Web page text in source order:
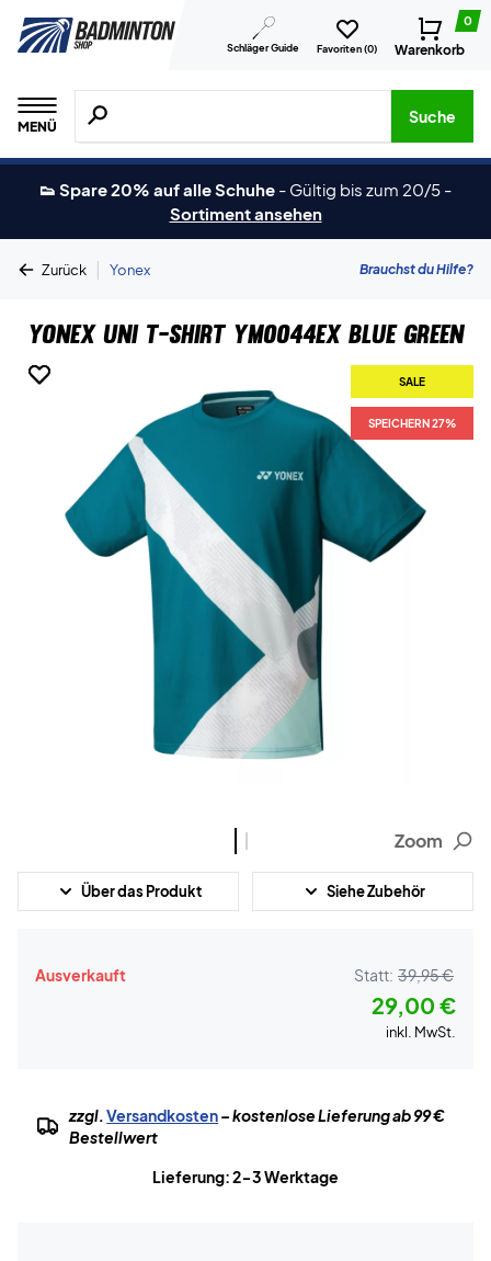
Schläger Guide Favoriten (0)
0
Warenkorb
MENÜ
Suche nach Produkten, Marken usw.
Suche
👟 Spare 20% auf alle Schuhe - Gültig bis zum 20/5 -
Sortiment ansehen
Zurück | Yonex Brauchst du Hilfe?
Yonex Uni T-shirt YM0044EX Blue Green
SALE
SPEICHERN 27%
SALE
SPEICHERN 27%
Zoom
Über das Produkt Siehe Zubehör
Ausverkauft Statt: 39,95 €
29,00 €
inkl. MwSt.
zzgl.Versandkosten– kostenlose Lieferung ab 99 €
Bestellwert
Lieferung: 2-3 Werktage